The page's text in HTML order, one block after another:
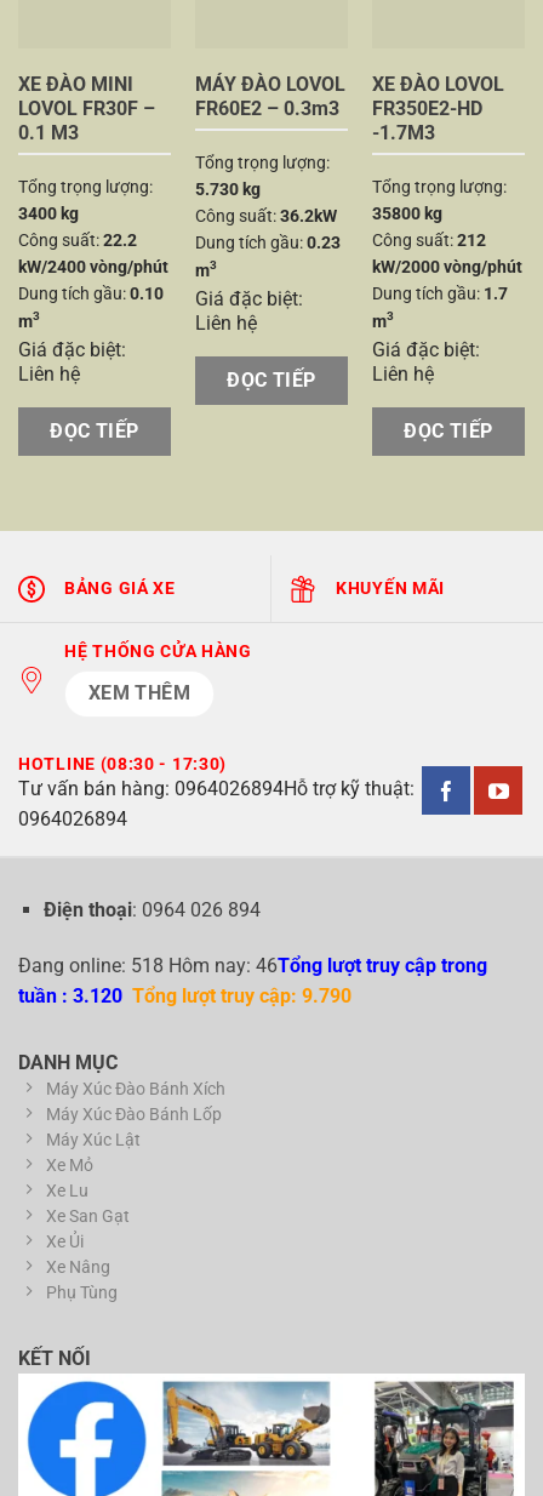
XE ĐÀO MINI
LOVOL FR30F –
0.1 M3
Tổng trọng lượng:
3400 kg
Công suất:22.2
kW/2400 vòng/phút
Dung tích gầu:0.10
m3
Giá đặc biệt:
Liên hệ
ĐỌC TIẾP
MÁY ĐÀO LOVOL
FR60E2 – 0.3m3
Tổng trọng lượng:
5.730 kg
Công suất:36.2kW
Dung tích gầu:0.23
m3
Giá đặc biệt:
Liên hệ
ĐỌC TIẾP
XE ĐÀO LOVOL
FR350E2-HD
-1.7M3
Tổng trọng lượng:
35800 kg
Công suất:212
kW/2000 vòng/phút
Dung tích gầu: 1.7
m3
Giá đặc biệt:
Liên hệ
ĐỌC TIẾP
BẢNG GIÁ XE KHUYẾN MÃI
HỆ THỐNG CỬA HÀNG
XEM THÊM
HOTLINE (08:30 - 17:30)
Tư vấn bán hàng: 0964026894Hỗ trợ kỹ thuật:
0964026894
Điện thoại: 0964 026 894
Đang online: 518 Hôm nay: 46Tổng lượt truy cập trong
tuần : 3.120 Tổng lượt truy cập: 9.790
DANH MỤC
Máy Xúc Đào Bánh Xích
Máy Xúc Đào Bánh Lốp
Máy Xúc Lật
Xe Mỏ
Xe Lu
Xe San Gạt
Xe Ủi
Xe Nâng
Phụ Tùng
KẾT NỐI